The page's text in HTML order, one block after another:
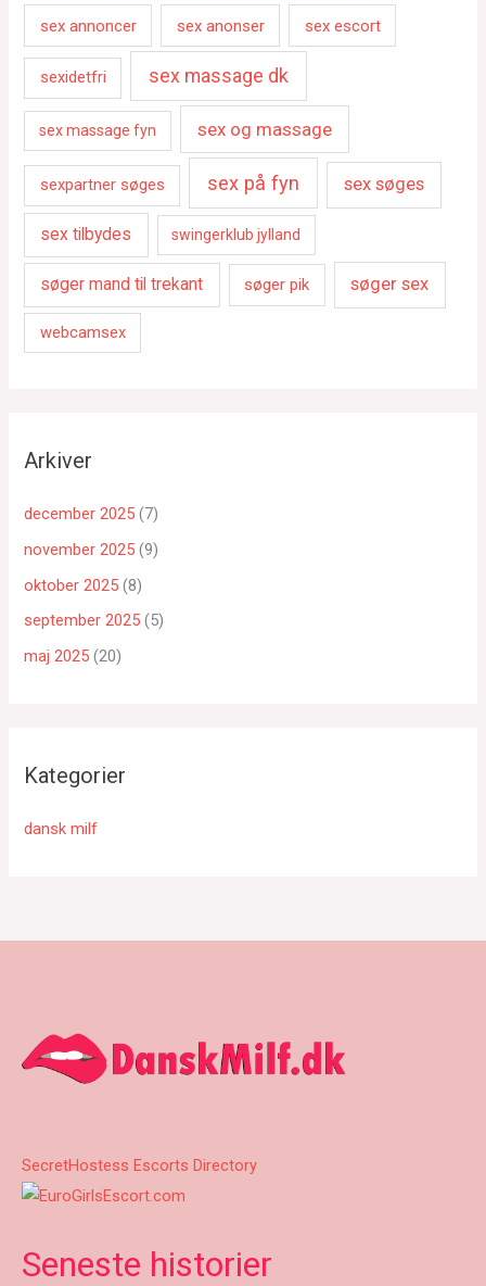
sex annoncer sex anonser sex escort
sexidetfri sex massage dk
sex massage fyn sex og massage
sexpartner søges sex på fyn sex søges
sex tilbydes swingerklub jylland
søger mand til trekant søger pik søger sex
webcamsex
Arkiver
december 2025 (7)
november 2025 (9)
oktober 2025 (8)
september 2025 (5)
maj 2025 (20)
Kategorier
dansk milf
SecretHostess Escorts Directory
Seneste historier